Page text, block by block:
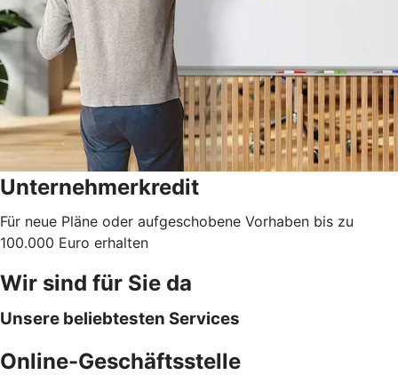
Unternehmerkredit
Für neue Pläne oder aufgeschobene Vorhaben bis zu
100.000 Euro erhalten
Wir sind für Sie da
Unsere beliebtesten Services
Online-Geschäftsstelle